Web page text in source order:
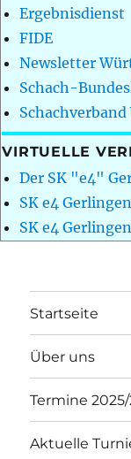
Ergebnisdienst
FIDE
Newsletter
Schach-
VIRTUELLE
Der SK "e4"
SK e4
SK e4
Startseite
Über uns
Termine
Aktuelle